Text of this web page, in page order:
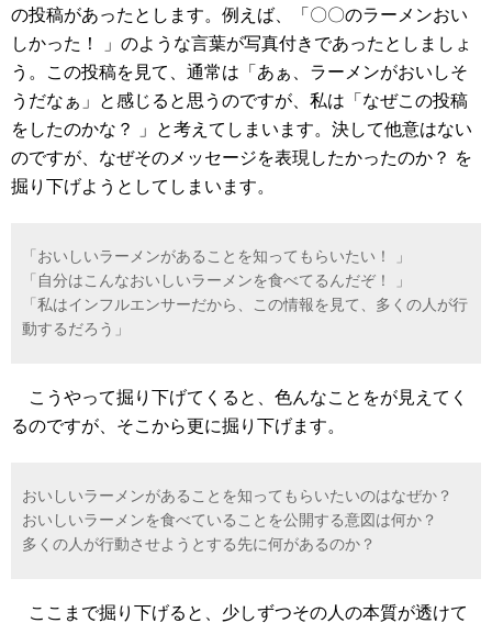
の投稿があったとします。例えば、「〇〇のラーメンおい
しかった！ 」のような言葉が写真付きであったとしましょ
う。この投稿を見て、通常は「あぁ、ラーメンがおいしそ
うだなぁ」と感じると思うのですが、私は「なぜこの投稿
をしたのかな？ 」と考えてしまいます。決して他意はない
のですが、なぜそのメッセージを表現したかったのか？ を
掘り下げようとしてしまいます。
「おいしいラーメンがあることを知ってもらいたい！ 」
「自分はこんなおいしいラーメンを食べてるんだぞ！ 」
「私はインフルエンサーだから、この情報を見て、多くの人が行
動するだろう」
こうやって掘り下げてくると、色んなことをが見えてく
るのですが、そこから更に掘り下げます。
おいしいラーメンがあることを知ってもらいたいのはなぜか？
おいしいラーメンを食べていることを公開する意図は何か？
多くの人が行動させようとする先に何があるのか？
ここまで掘り下げると、少しずつその人の本質が透けて